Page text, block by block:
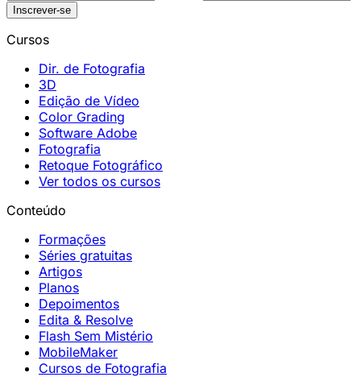
Inscrever-se
Cursos
Dir. de Fotografia
3D
Edição de Vídeo
Color Grading
Software Adobe
Fotografia
Retoque Fotográfico
Ver todos os cursos
Conteúdo
Formações
Séries gratuitas
Artigos
Planos
Depoimentos
Edita & Resolve
Flash Sem Mistério
MobileMaker
Cursos de Fotografia